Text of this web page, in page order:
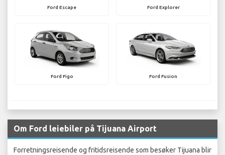
Ford Escape Ford Explorer
Ford Figo Ford Fusion
Om Ford leiebiler på Tijuana Airport
Forretningsreisende og fritidsreisende som besøker Tijuana blir